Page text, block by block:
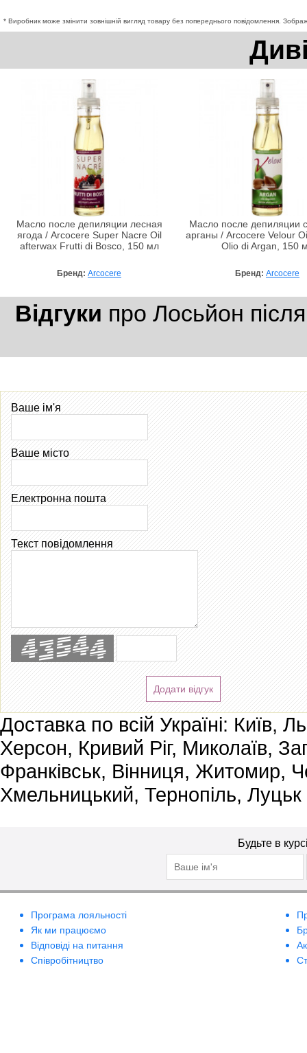
* Виробник може змінити зовнішній вигляд товару без попереднього повідомлення.
Масло после депиляции лесная
ягода / Arcocere Super Nacre Oil
afterwax Frutti di Bosco, 150 мл
Бренд: Arcocere
Масло после депиляции
арганы / Arcocere Velour
Olio di Argan, 150
Бренд: Arcocere
Відгуки про Лосьйон
Ваше ім'я
Ваше місто
Електронна пошта
Текст повідомлення
Додати відгук
Доставка по всій Україні: Київ,
Херсон, Кривий Ріг, Миколаїв,
Франківськ, Вінниця, Житомир,
Хмельницький, Тернопіль, Луцьк
Будьте в
Програма лояльності
Як ми працюємо
Відповіді на питання
Співробітництво